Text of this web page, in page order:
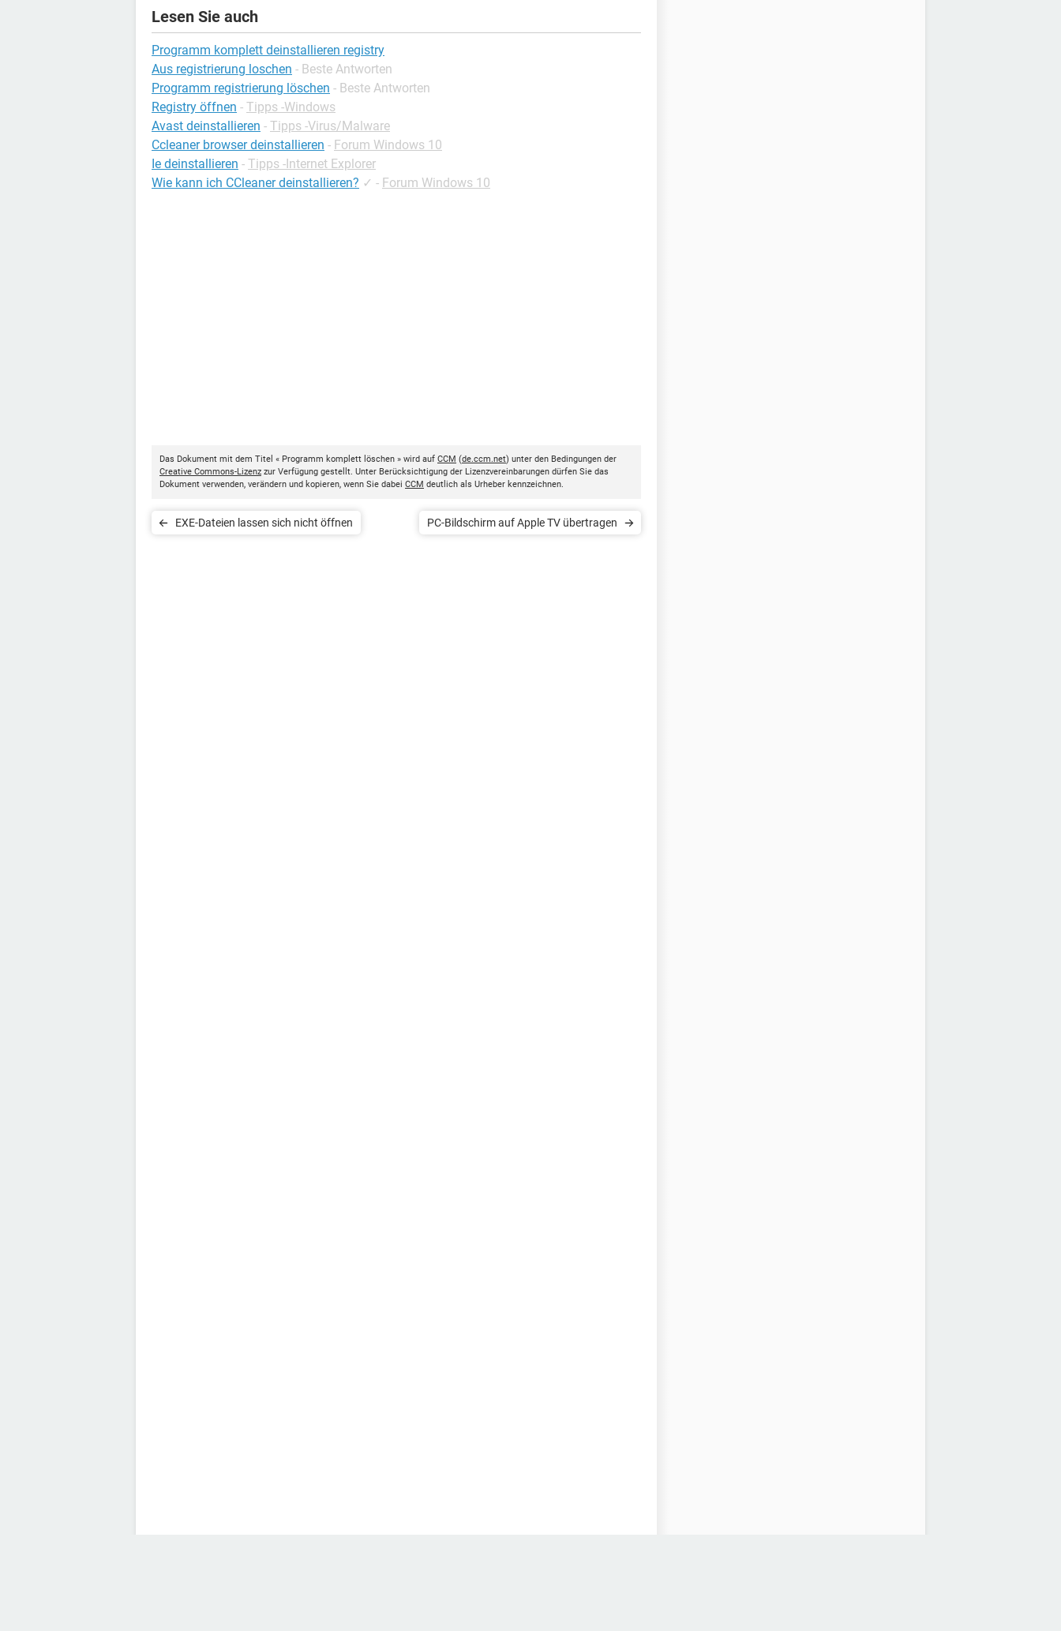
Lesen Sie auch
Programm komplett deinstallieren registry
Aus registrierung loschen - Beste Antworten
Programm registrierung löschen - Beste Antworten
Registry öffnen - Tipps -Windows
Avast deinstallieren - Tipps -Virus/Malware
Ccleaner browser deinstallieren - Forum Windows 10
Ie deinstallieren - Tipps -Internet Explorer
Wie kann ich CCleaner deinstallieren? ✓ - Forum Windows 10
Das Dokument mit dem Titel « Programm komplett löschen » wird auf CCM (de.ccm.net) unter den Bedingungen der
Creative Commons-Lizenz zur Verfügung gestellt. Unter Berücksichtigung der Lizenzvereinbarungen dürfen Sie das
Dokument verwenden, verändern und kopieren, wenn Sie dabei CCM deutlich als Urheber kennzeichnen.
EXE-Dateien lassen sich nicht öffnen PC-Bildschirm auf Apple TV übertragen